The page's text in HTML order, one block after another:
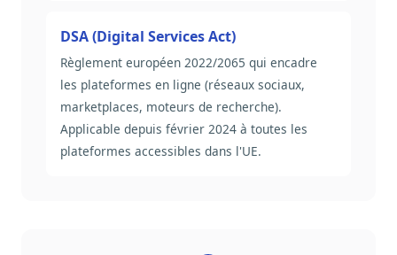
DSA (Digital Services Act)
Règlement européen 2022/2065 qui encadre
les plateformes en ligne (réseaux sociaux,
marketplaces, moteurs de recherche).
Applicable depuis février 2024 à toutes les
plateformes accessibles dans l'UE.